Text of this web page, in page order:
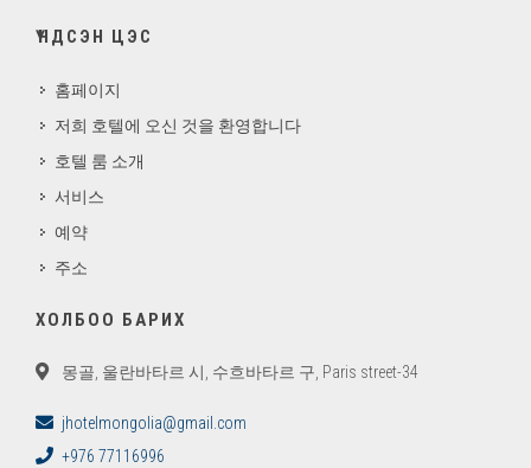
ҮНДСЭН ЦЭС
홈페이지
저희 호텔에 오신 것을 환영합니다
호텔 룸 소개
서비스
예약
주소
ХОЛБОО БАРИХ
몽골, 울란바타르 시, 수흐바타르 구, Paris street-34
jhotelmongolia@gmail.com
+976 77116996